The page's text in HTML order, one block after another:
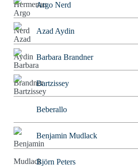
Argo Nerd
Azad Aydin
Barbara Brandner
Bartzissey
Beberallo
Benjamin Mudlack
Björn Peters